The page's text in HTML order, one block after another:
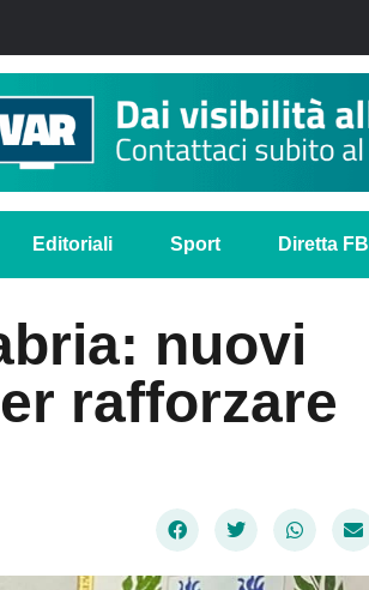
Editoriali Sport Diretta FB
nuovi
rafforzare